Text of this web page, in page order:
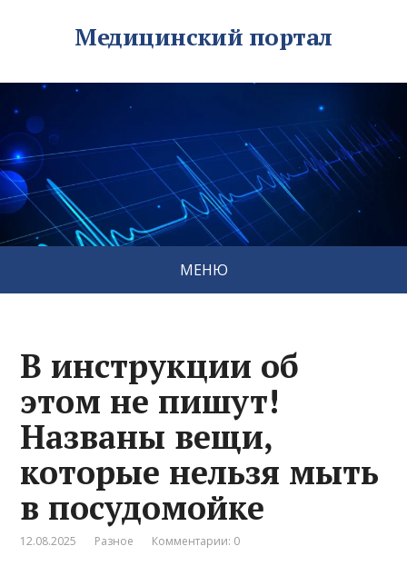
Медицинский портал
МЕНЮ
В инструкции об
этом не пишут!
Названы вещи,
которые нельзя мыть
в посудомойке
12.08.2025 Разное Комментарии: 0